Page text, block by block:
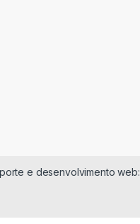
e desenvolvimento web: